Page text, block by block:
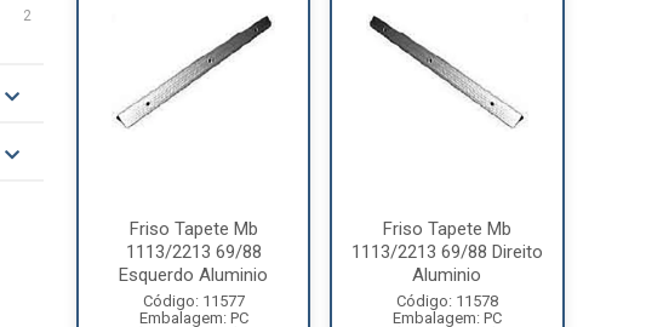
2
Friso Tapete Mb
1113/2213 69/88
Esquerdo Aluminio
Código: 11577
Embalagem: PC
Friso Tapete Mb
1113/2213 69/88 Direito
Aluminio
Código: 11578
Embalagem: PC